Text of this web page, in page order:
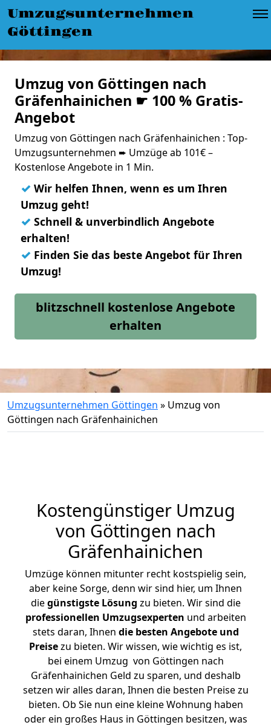
Umzugsunternehmen
Göttingen
Umzug von Göttingen nach
Gräfenhainichen ☛ 100 % Gratis-
Angebot
Umzug von Göttingen nach Gräfenhainichen : Top-
Umzugsunternehmen ➨ Umzüge ab 101€ –
Kostenlose Angebote in 1 Min.
✓ Wir helfen Ihnen, wenn es um Ihren
Umzug geht!
✓ Schnell & unverbindlich Angebote
erhalten!
✓ Finden Sie das beste Angebot für Ihren
Umzug!
blitzschnell kostenlose Angebote
erhalten
Umzugsunternehmen Göttingen » Umzug von
Göttingen nach Gräfenhainichen
Kostengünstiger Umzug
von Göttingen nach
Gräfenhainichen
Umzüge können mitunter recht kostspielig sein,
aber keine Sorge, denn wir sind hier, um Ihnen
diegünstigste Lösung zu bieten. Wir sind die
professionellen Umzugsexperten und arbeiten
stets daran, Ihnen die besten Angebote und
Preisezu bieten. Wir wissen, wie wichtig es ist,
bei einem Umzug von Göttingen nach
Gräfenhainichen Geld zu sparen, und deshalb
setzen wir alles daran, Ihnen die besten Preise zu
bieten. Ob Sie nun eine kleine Wohnung haben
oder ein großes Haus in Göttingen besitzen, was